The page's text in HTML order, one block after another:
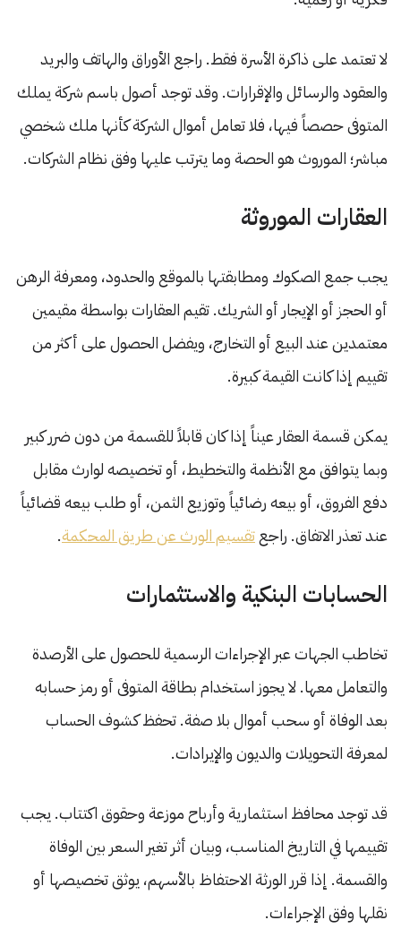
لا تعتمد على ذاكرة الأسرة فقط. راجع الأوراق والهاتف والبريد
والعقود والرسائل والإقرارات. وقد توجد أصول باسم شركة يملك
المتوفى حصصاً فيها، فلا تعامل أموال الشركة كأنها ملك شخصي
مباشر؛ الموروث هو الحصة وما يترتب عليها وفق نظام الشركات.
العقارات الموروثة
يجب جمع الصكوك ومطابقتها بالموقع والحدود، ومعرفة الرهن
أو الحجز أو الإيجار أو الشريك. تقيم العقارات بواسطة مقيمين
معتمدين عند البيع أو التخارج، ويفضل الحصول على أكثر من
تقييم إذا كانت القيمة كبيرة.
يمكن قسمة العقار عيناً إذا كان قابلاً للقسمة من دون ضرر كبير
وبما يتوافق مع الأنظمة والتخطيط، أو تخصيصه لوارث مقابل
دفع الفروق، أو بيعه رضائياً وتوزيع الثمن، أو طلب بيعه قضائياً
عند تعذر الاتفاق. راجعتقسيم الورث عن طريق المحكمة.
الحسابات البنكية والاستثمارات
تخاطب الجهات عبر الإجراءات الرسمية للحصول على الأرصدة
والتعامل معها. لا يجوز استخدام بطاقة المتوفى أو رمز حسابه
بعد الوفاة أو سحب أموال بلا صفة. تحفظ كشوف الحساب
لمعرفة التحويلات والديون والإيرادات.
قد توجد محافظ استثمارية وأرباح موزعة وحقوق اكتتاب. يجب
تقييمها في التاريخ المناسب، وبيان أثر تغير السعر بين الوفاة
والقسمة. إذا قرر الورثة الاحتفاظ بالأسهم، يوثق تخصيصها أو
نقلها وفق الإجراءات.